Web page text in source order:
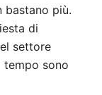
bastano più.
di
settore
sono